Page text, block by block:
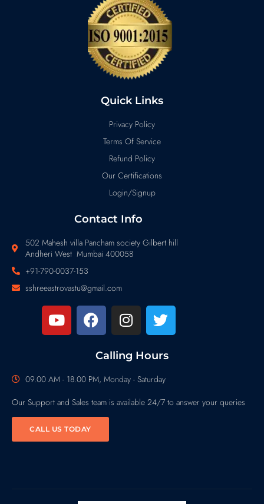
Quick Links
Privacy Policy
Terms Of Service
Refund Policy
Our Certifications
Login/Signup
Contact Info
502 Mahesh villa Pancham society Gilbert hill
Andheri West Mumbai 400058
+91-790-0037-153
sshreeastrovastu@gmail.com
Calling Hours
09.00 AM - 18.00 PM, Monday - Saturday
Our Support and Sales team is available 24/7 to answer your queries
CALL US TODAY